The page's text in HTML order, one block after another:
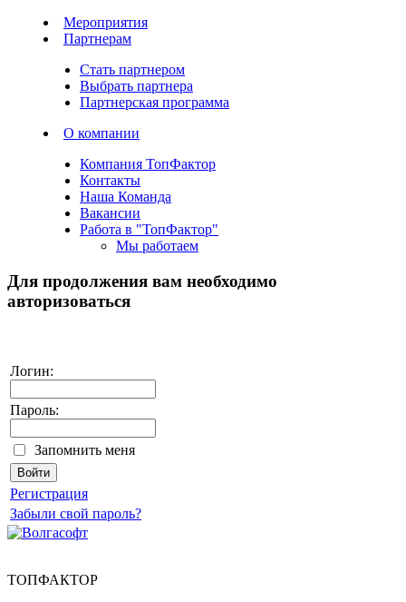
Мероприятия
Партнерам
Стать партнером
Выбрать партнера
Партнерская программа
О компании
Компания ТопФактор
Контакты
Наша Команда
Вакансии
Работа в "ТопФактор"
Мы работаем
Для продолжения вам необходимо
авторизоваться
Логин:
Пароль:
Запомнить меня
Регистрация
Забыли свой пароль?
ТОПФАКТОР